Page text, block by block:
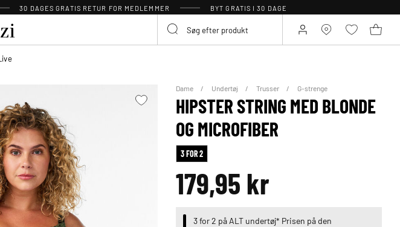
30 DAGES GRATIS RETUR FOR MEDLEMMER BYT GRATIS I 30 DAGE
Dame Undertøj Trusser G-strenge
HIPSTER STRING MED BLONDE
OG MICROFIBER
3 FOR 2
179,95 kr
3 for 2 på ALT undertøj* Prisen på den